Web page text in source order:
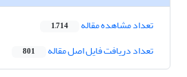
تعداد مشاهده مقاله 1,714
تعداد دریافت فایل اصل مقاله 801